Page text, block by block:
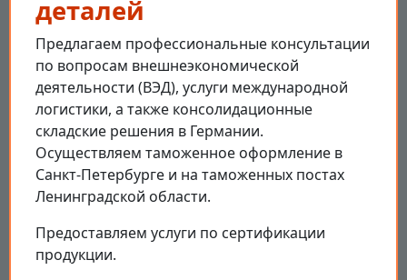
деталей
Предлагаем профессиональные консультации
по вопросам внешнеэкономической
деятельности (ВЭД), услуги международной
логистики, а также консолидационные
складские решения в Германии.
Осуществляем таможенное оформление в
Санкт-Петербурге и на таможенных постах
Ленинградской области.
Предоставляем услуги по сертификации
продукции.